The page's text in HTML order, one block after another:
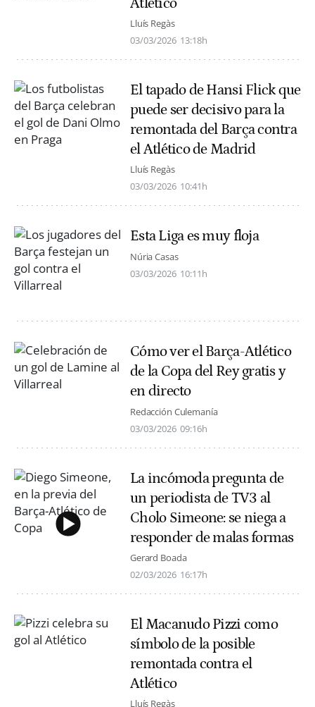
Atlético
Lluís Regàs
03/03/2026 13:18h
El tapado de Hansi Flick que
puede ser decisivo para la
remontada del Barça contra
el Atlético de Madrid
Lluís Regàs
03/03/2026 10:41h
Esta Liga es muy floja
Núria Casas
03/03/2026 10:11h
Cómo ver el Barça-Atlético
de la Copa del Rey gratis y
en directo
Redacción Culemanía
03/03/2026 09:16h
La incómoda pregunta de
un periodista de TV3 al
Cholo Simeone: se niega a
responder de malas formas
Gerard Boada
02/03/2026 16:17h
El Macanudo Pizzi como
símbolo de la posible
remontada contra el
Atlético
Lluís Regàs